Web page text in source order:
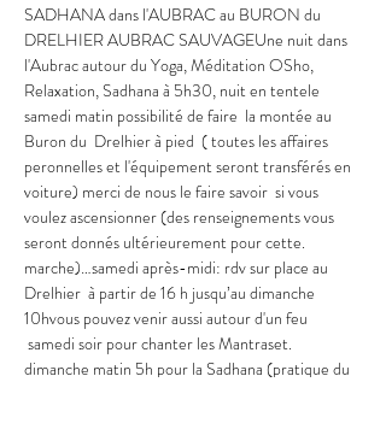
SADHANA dans l'AUBRAC au BURON du
DRELHIER AUBRAC SAUVAGEUne nuit dans
l'Aubrac autour du Yoga, Méditation OSho,
Relaxation, Sadhana à 5h30, nuit en tentele
samedi matin possibilité de faire  la montée au
Buron du  Drelhier à pied  ( toutes les affaires
peronnelles et l'équipement seront transférés en
voiture) merci de nous le faire savoir  si vous
voulez ascensionner (des renseignements vous
seront donnés ultérieurement pour cette.
marche)…samedi après-midi: rdv sur place au
Drelhier  à partir de 16 h jusqu’au dimanche
10hvous pouvez venir aussi autour d'un feu
samedi soir pour chanter les Mantraset.
dimanche matin 5h pour la Sadhana (pratique du